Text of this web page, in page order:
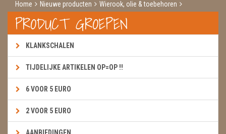
Home Nieuwe producten
Wierook, olie & toebehoren
Wierook
Super hit pakje
PRODUCT GROEPEN
KLANKSCHALEN
TIJDELIJKE ARTIKELEN OP=OP !!
6 VOOR 5 EURO
2 VOOR 5 EURO